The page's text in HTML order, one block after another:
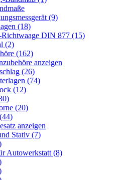
(9)
(18)
Richtwaage DIN 877 (15)
(2)
(162)
anzeigen
(26)
(74)
(12)
(20)
anzeigen
Stativ (7)
Autowerkstatt (8)